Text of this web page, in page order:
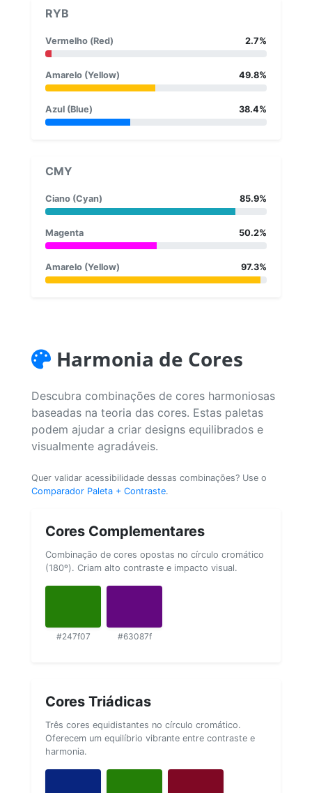
RYB
Vermelho (Red) 2.7%
Amarelo (Yellow) 49.8%
Azul (Blue) 38.4%
CMY
Ciano (Cyan) 85.9%
Magenta 50.2%
Amarelo (Yellow) 97.3%
Harmonia de Cores
Descubra combinações de cores harmoniosas
baseadas na teoria das cores. Estas paletas
podem ajudar a criar designs equilibrados e
visualmente agradáveis.
Quer validar acessibilidade dessas combinações? Use o
Comparador Paleta + Contraste.
Cores Complementares
Combinação de cores opostas no círculo cromático
(180º). Criam alto contraste e impacto visual.
#247f07 #63087f
Cores Triádicas
Três cores equidistantes no círculo cromático.
Oferecem um equilíbrio vibrante entre contraste e
harmonia.